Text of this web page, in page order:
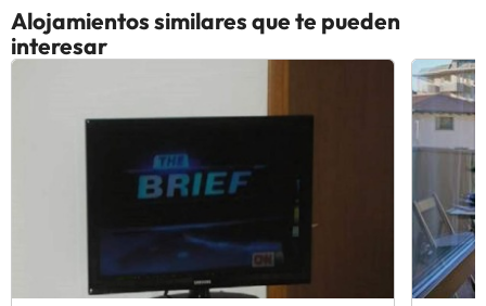
Alojamientos similares que te pueden
interesar